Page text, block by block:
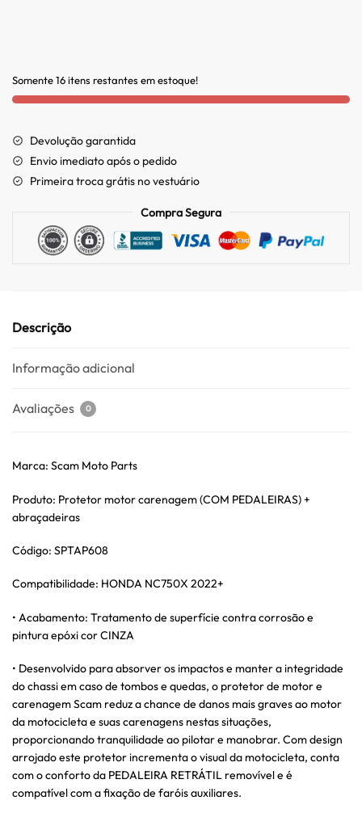
Somente 16 itens restantes em estoque!
Devolução garantida
Envio imediato após o pedido
Primeira troca grátis no vestuário
Compra Segura
Descrição
Informação adicional
Avaliações 0
Marca: Scam Moto Parts
Produto: Protetor motor carenagem (COM PEDALEIRAS) +
abraçadeiras
Código: SPTAP608
Compatibilidade: HONDA NC750X 2022+
• Acabamento: Tratamento de superfície contra corrosão e
pintura epóxi cor CINZA
• Desenvolvido para absorver os impactos e manter a integridade
do chassi em caso de tombos e quedas, o protetor de motor e
carenagem Scam reduz a chance de danos mais graves ao motor
da motocicleta e suas carenagens nestas situações,
proporcionando tranquilidade ao pilotar e manobrar. Com design
arrojado este protetor incrementa o visual da motocicleta, conta
com o conforto da PEDALEIRA RETRÁTIL removível e é
compatível com a fixação de faróis auxiliares.